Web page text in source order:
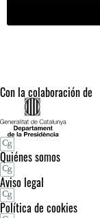
Con la colaboración de
Quiénes somos
Aviso legal
Política de cookies